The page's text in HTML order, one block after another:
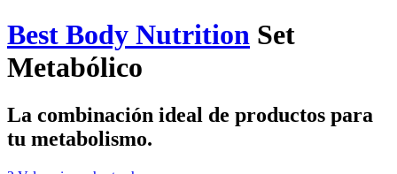
Best Body Nutrition Set
Metabólico
La combinación ideal de productos para
tu metabolismo.